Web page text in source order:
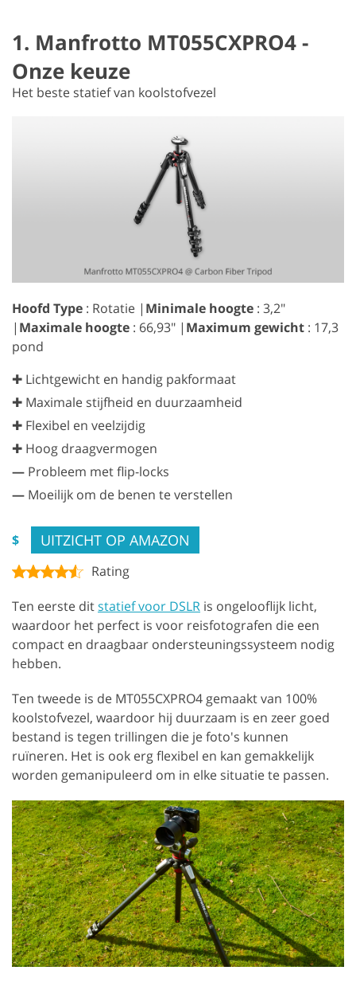
1. Manfrotto MT055CXPRO4 -
Onze keuze
Het beste statief van koolstofvezel
Hoofd Type : Rotatie | Minimale hoogte : 3,2"
| Maximale hoogte : 66,93" | Maximum gewicht : 17,3
pond
✚ Lichtgewicht en handig pakformaat
✚ Maximale stijfheid en duurzaamheid
✚ Flexibel en veelzijdig
✚ Hoog draagvermogen
— Probleem met flip-locks
— Moeilijk om de benen te verstellen
$ UITZICHT OP AMAZON
Rating
Ten eerste ditstatief voor DSLR is ongelooflijk licht,
waardoor het perfect is voor reisfotografen die een
compact en draagbaar ondersteuningssysteem nodig
hebben.
Ten tweede is de MT055CXPRO4 gemaakt van 100%
koolstofvezel, waardoor hij duurzaam is en zeer goed
bestand is tegen trillingen die je foto's kunnen
ruïneren. Het is ook erg flexibel en kan gemakkelijk
worden gemanipuleerd om in elke situatie te passen.